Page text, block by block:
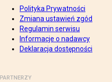
Polityka Prywatności
Zmiana ustawień zgód
Regulamin serwisu
Informacje o nadawcy
Deklaracja dostępności
PARTNERZY